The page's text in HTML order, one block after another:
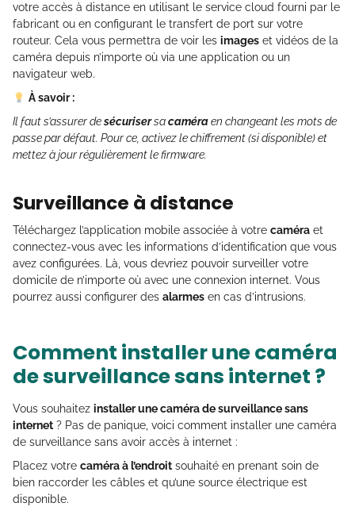
votre accès à distance en utilisant le service cloud fourni par le
fabricant ou en configurant le transfert de port sur votre
routeur. Cela vous permettra de voir les images et vidéos de la
caméra depuis n’importe où via une application ou un
navigateur web.
À savoir :
Il faut s’assurer desécurisersacaméraen changeant les mots de
passe par défaut. Pour ce, activez le chiffrement (si disponible) et
mettez à jour régulièrement le firmware.
Surveillance à distance
Téléchargez l’application mobile associée à votre caméra et
connectez-vous avec les informations d’identification que vous
avez configurées. Là, vous devriez pouvoir surveiller votre
domicile de n’importe où avec une connexion internet. Vous
pourrez aussi configurer des alarmes en cas d’intrusions.
Comment installer une caméra
de surveillance sans internet ?
Vous souhaitez installer une caméra de surveillance sans
internet? Pas de panique, voici comment installer une caméra
de surveillance sans avoir accès à internet :
Placez votre caméra à l’endroitsouhaité en prenant soin de
bien raccorder les câbles et qu’une source électrique est
disponible.